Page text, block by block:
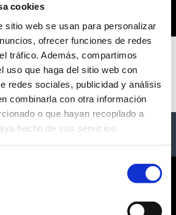
cookies
sitio web se usan para personalizar
ofrecer funciones de redes
tráfico. Además, compartimos
uso que haga del sitio web con
redes sociales, publicidad y análisis
combinarla con otra información
o que hayan recopilado a
hecho de sus servicios.
No events available